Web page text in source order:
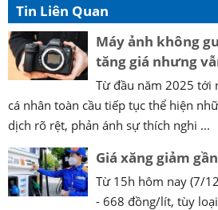
Tin Liên Quan
Máy ảnh không
tăng giá nhưng
Từ đầu năm 2025 tới
cá nhân toàn cầu tiếp tục thể hiện
dịch rõ rệt, phản ánh sự thích nghi ...
Giá xăng giảm
Từ 15h hôm nay (7/
- 668 đồng/lít, tùy